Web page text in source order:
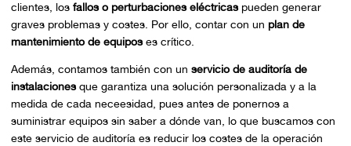
clientes, los fallos o perturbaciones eléctricaspueden generar
graves problemas y costes. Por ello, contar con un plan de
mantenimiento de equiposes crítico.
Además, contamos también con un servicio de auditoría de
instalacionesque garantiza una solución personalizada y a la
medida de cada neceesidad, pues antes de ponernos a
suministrar equipos sin saber a dónde van, lo que buscamos con
este servicio de auditoría es reducir los costes de la operación